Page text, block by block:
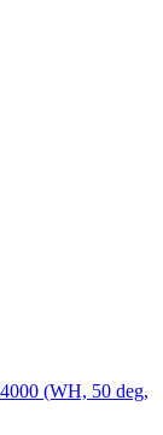
(WH, 50 deg,